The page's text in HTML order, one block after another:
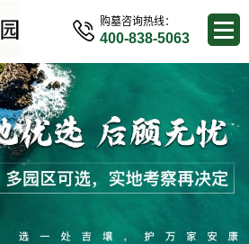
购墓咨询热线：
400-838-5063